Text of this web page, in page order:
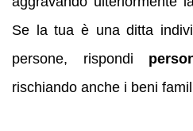
Se la tua è una ditta
persone, rispondi
rischiando anche i beni